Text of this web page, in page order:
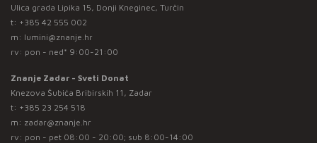
Ulica grada Lipika 15, Donji Kneginec, Turčin
t: +385 42 555 002
m: lumini@znanje.hr
rv: pon - ned* 9:00-21:00
Znanje Zadar - Sveti Donat
Knezova Šubića Bribirskih 11, Zadar
t: +385 23 254 518
m: zadar@znanje.hr
rv: pon - pet 08:00 - 20:00; sub 8:00-14:00